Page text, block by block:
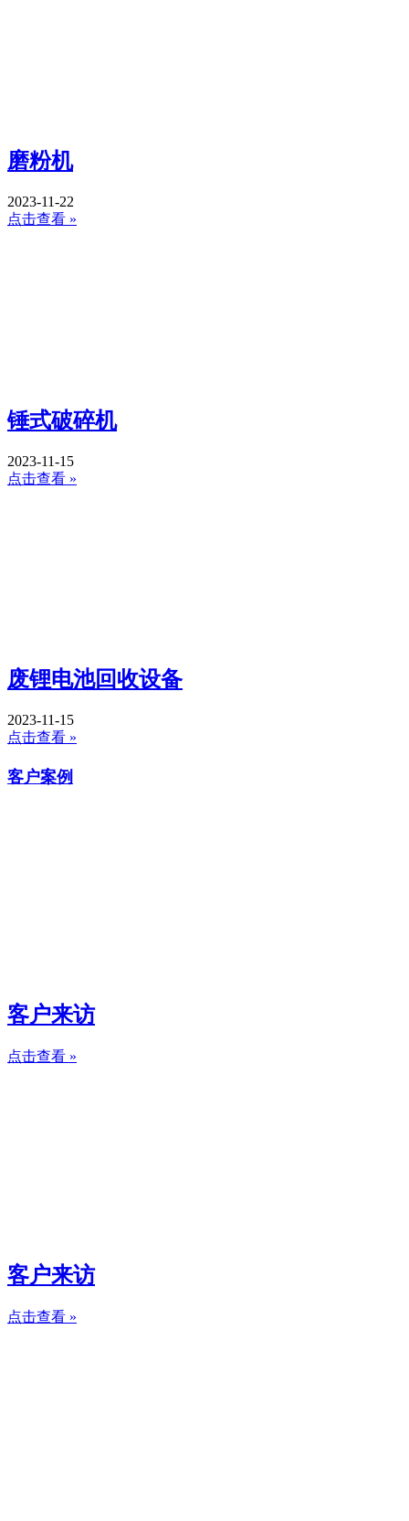
磨粉机
2023-11-22
点击查看 »
锤式破碎机
2023-11-15
点击查看 »
废锂电池回收设备
2023-11-15
点击查看 »
客户案例
客户来访
点击查看 »
客户来访
点击查看 »